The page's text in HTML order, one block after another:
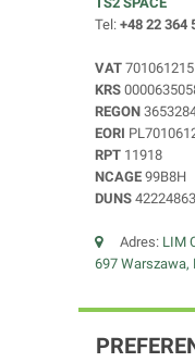
Tel: +48 22 364
VAT
KRS
REGON
EORI
RPT 11918
NCAGE 99B8H
DUNS
Adres: LIM
697 Warszawa,